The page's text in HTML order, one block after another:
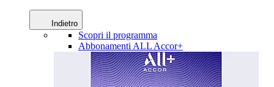
Indietro
Scopri il programma
Abbonamenti ALL Accor+